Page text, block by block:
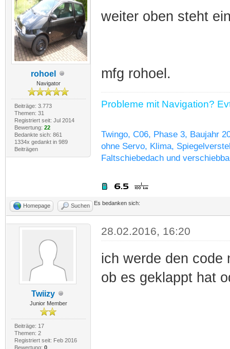
rohoel
Navigator
Beiträge: 3.773
Themen: 31
Registriert seit: Jul 2014
Bewertung: 22
Bedankte sich: 861
1334x gedankt in 989
Beiträgen
weiter oben steht
mfg rohoel.
Probleme mit Navigation?
Twingo, C06, Phase 3, Baujahr
ohne Servo, Klima,
Faltschiebedach und
Homepage Suchen Es bedanken sich:
Twiizy
Junior Member
Beiträge: 17
Themen: 2
Registriert seit: Feb 2016
Bewertung: 0
28.02.2016, 16:20
ich werde den code
ob es geklappt hat